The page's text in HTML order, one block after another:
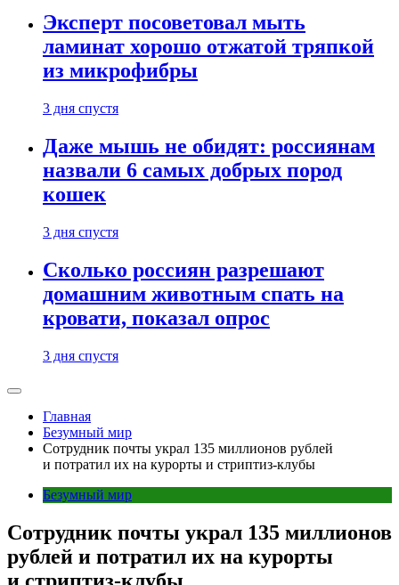
Эксперт посоветовал мыть
ламинат хорошо отжатой тряпкой
из микрофибры
3 дня спустя
Даже мышь не обидят: россиянам
назвали 6 самых добрых пород
кошек
3 дня спустя
Сколько россиян разрешают
домашним животным спать на
кровати, показал опрос
3 дня спустя
Главная
Безумный мир
Сотрудник почты украл 135 миллионов рублей
и потратил их на курорты и стриптиз-клубы
Безумный мир
Сотрудник почты украл 135 миллионов
рублей и потратил их на курорты